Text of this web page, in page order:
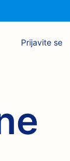
Prijavite se